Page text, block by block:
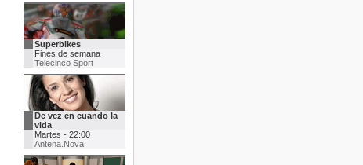
Superbikes
Fines de semana
Telecinco Sport
De vez en cuando la
vida
Martes - 22:00
Antena.Nova